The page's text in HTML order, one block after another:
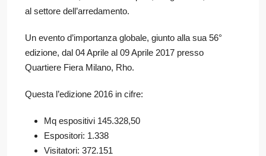
al settore dell’arredamento.
Un evento d’importanza globale, giunto alla sua 56°
edizione, dal 04 Aprile al 09 Aprile 2017 presso
Quartiere Fiera Milano, Rho.
Questa l’edizione 2016 in cifre:
Mq espositivi 145.328,50
Espositori: 1.338
Visitatori: 372.151